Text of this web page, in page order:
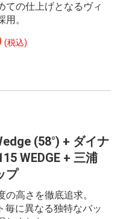
ての仕上げとなるヴィ
。
(税込)
(58°) + ダイナ
WEDGE + 三浦
プ
高さを徹底追求。
毎に異なる独特なバッ